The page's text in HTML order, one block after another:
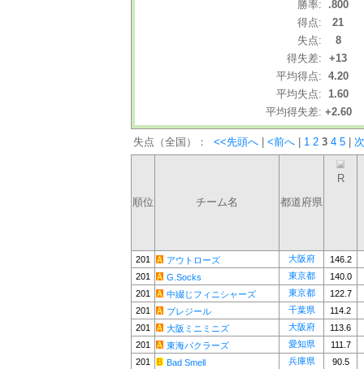
勝率:
.800
得点:
21
失点:
8
得失差:
+13
平均得点: 4.20
平均失点: 1.60
平均得失差: +2.60
失点（全国）： <<先頭へ <前へ 1 2 3 4 5
順位 チーム名 都道府県
R
201 アウトローズ 大阪府
146.2
201
G.Socks 東京都
140.0
201
中綴じフィニシャーズ 東京都
122.7
201
プレジール 千葉県
114.2
201
大阪ミニミニズ 大阪府
113.6
201
東海パクラーズ 愛知県
111.7
201
Bad Smell 兵庫県
90.5